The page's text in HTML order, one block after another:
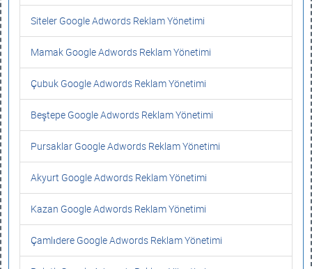
Siteler Google Adwords Reklam Yönetimi
Mamak Google Adwords Reklam Yönetimi
Çubuk Google Adwords Reklam Yönetimi
Beştepe Google Adwords Reklam Yönetimi
Pursaklar Google Adwords Reklam Yönetimi
Akyurt Google Adwords Reklam Yönetimi
Kazan Google Adwords Reklam Yönetimi
Çamlıdere Google Adwords Reklam Yönetimi